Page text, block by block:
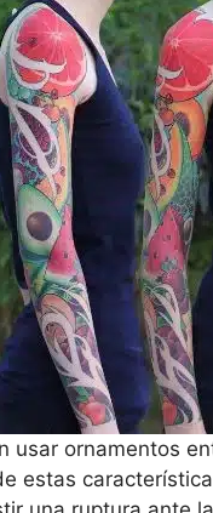
usar ornamentos
estas